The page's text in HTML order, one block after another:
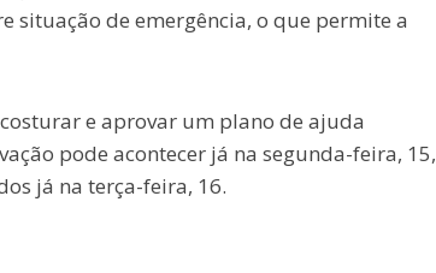
situação de emergência, o que permite a
e aprovar um plano de ajuda
pode acontecer já na segunda-feira, 15,
já na terça-feira, 16.